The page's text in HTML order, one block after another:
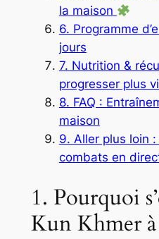
la maison
6. Programme
jours
7. Nutrition &
progresser plus
8. FAQ :
maison
9. Aller plus loin
combats en
1. Pourquoi
Kun Khmer à